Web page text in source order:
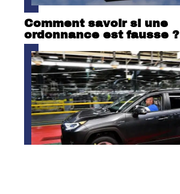
Comment savoir si une
ordonnance est fausse ?